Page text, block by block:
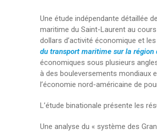
Une étude indépendante détaillée
maritime du Saint-Laurent au
dollars d’activité économique et
du transport maritime sur la région
économiques sous plusieurs
à des bouleversements mondiaux
l’économie nord-américaine de
L’étude binationale présente les
Une analyse du « système des